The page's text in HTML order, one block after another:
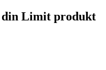
din Limit produkt